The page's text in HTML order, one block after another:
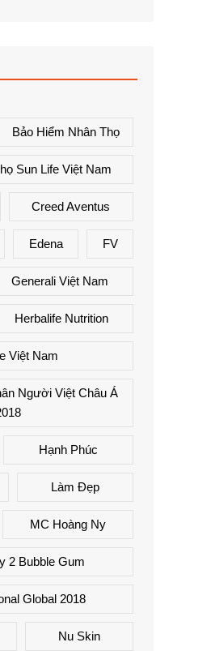
Bảo Hiểm Nhân Thọ
Sun Life Việt Nam
Creed Aventus
Edena FV
Generali Việt Nam
Herbalife Nutrition
Việt Nam
Người Việt Châu Á
Hạnh Phúc
Làm Đẹp
MC Hoàng Ny
2 Bubble Gum
Global 2018
Nu Skin